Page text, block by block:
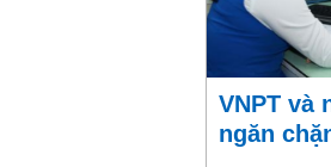
VNPT và những giải pháp
ngăn